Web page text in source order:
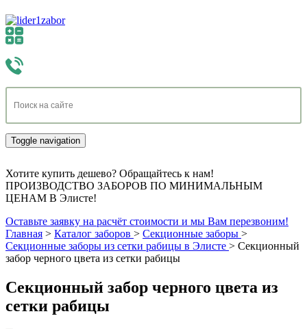
Toggle navigation
Хотите купить дешево? Обращайтесь к нам!
ПРОИЗВОДСТВО ЗАБОРОВ ПО МИНИМАЛЬНЫМ
ЦЕНАМ В Элисте!
Оставьте заявку на расчёт стоимости и мы Вам перезвоним!
Главная > Каталог заборов > Секционные заборы >
Секционные заборы из сетки рабицы в Элисте > Секционный
забор черного цвета из сетки рабицы
Секционный забор черного цвета из
сетки рабицы